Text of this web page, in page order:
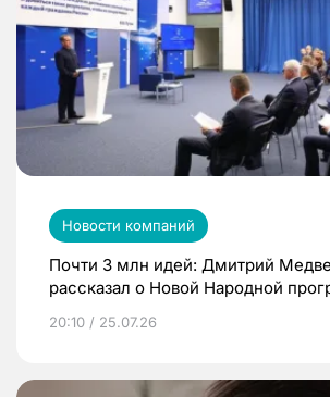
Новости компаний
Почти 3 млн идей: Дмитрий
рассказал о Новой Народной
20:10 / 25.07.26